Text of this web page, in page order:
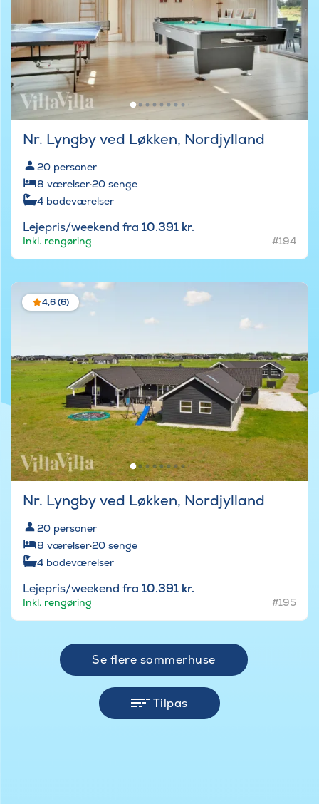
Nr. Lyngby ved Løkken, Nordjylland
20 personer
8 værelser·20 senge
4 badeværelser
Lejepris/weekend fra 10.391 kr.
Inkl. rengøring #194
4,6 (6)
Nr. Lyngby ved Løkken, Nordjylland
20 personer
8 værelser·20 senge
4 badeværelser
Lejepris/weekend fra 10.391 kr.
Inkl. rengøring #195
Se flere sommerhuse
Tilpas